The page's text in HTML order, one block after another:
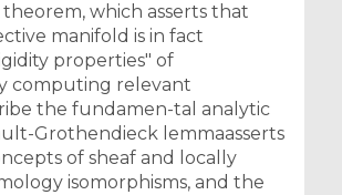
which asserts that
manifold is in fact
properties" of
computing relevant
the fundamen-tal analytic
Grothendieck lemmaasserts
of sheaf and locally
isomorphisms, and the